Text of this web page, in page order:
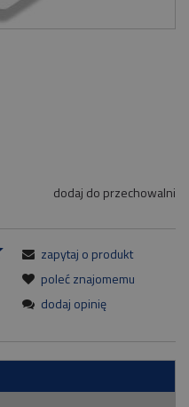
dodaj do przechowalni
zapytaj o produkt
poleć znajomemu
dodaj opinię